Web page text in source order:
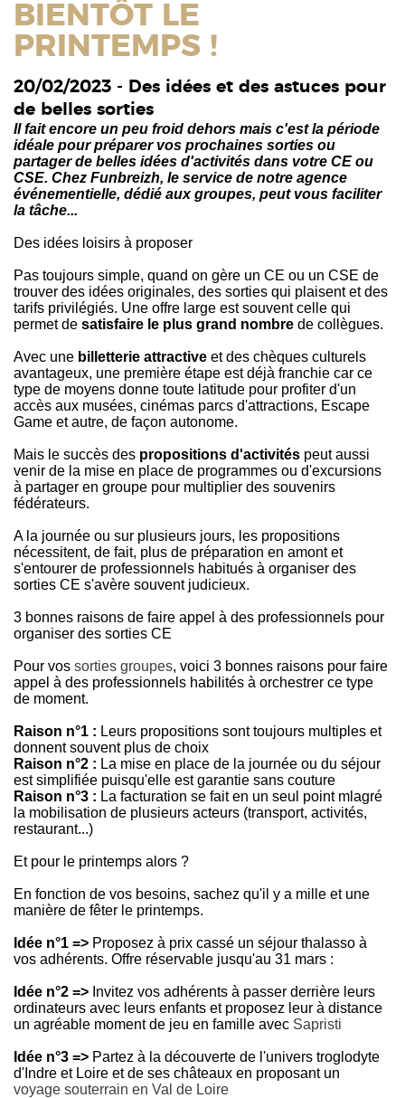
BIENTÔT LE
PRINTEMPS !
20/02/2023 - Des idées et des astuces pour
de belles sorties
Il fait encore un peu froid dehors mais c'est la période
idéale pour préparer vos prochaines sorties ou
partager de belles idées d'activités dans votre CE ou
CSE. Chez Funbreizh, le service de notre agence
événementielle, dédié aux groupes, peut vous faciliter
la tâche...
Des idées loisirs à proposer
Pas toujours simple, quand on gère un CE ou un CSE de
trouver des idées originales, des sorties qui plaisent et des
tarifs privilégiés. Une offre large est souvent celle qui
permet de satisfaire le plus grand nombre de collègues.
Avec une billetterie attractive et des chèques culturels
avantageux, une première étape est déjà franchie car ce
type de moyens donne toute latitude pour profiter d'un
accès aux musées, cinémas parcs d'attractions, Escape
Game et autre, de façon autonome.
Mais le succès des propositions d'activités peut aussi
venir de la mise en place de programmes ou d'excursions
à partager en groupe pour multiplier des souvenirs
fédérateurs.
A la journée ou sur plusieurs jours, les propositions
nécessitent, de fait, plus de préparation en amont et
s'entourer de professionnels habitués à organiser des
sorties CE s'avère souvent judicieux.
3 bonnes raisons de faire appel à des professionnels pour
organiser des sorties CE
Pour vos sorties groupes, voici 3 bonnes raisons pour faire
appel à des professionnels habilités à orchestrer ce type
de moment.
Raison n°1 : Leurs propositions sont toujours multiples et
donnent souvent plus de choix
Raison n°2 : La mise en place de la journée ou du séjour
est simplifiée puisqu'elle est garantie sans couture
Raison n°3 : La facturation se fait en un seul point mlagré
la mobilisation de plusieurs acteurs (transport, activités,
restaurant...)
Et pour le printemps alors ?
En fonction de vos besoins, sachez qu'il y a mille et une
manière de fêter le printemps.
Idée n°1 => Proposez à prix cassé un séjour thalasso à
vos adhérents. Offre réservable jusqu'au 31 mars :
Idée n°2 => Invitez vos adhérents à passer derrière leurs
ordinateurs avec leurs enfants et proposez leur à distance
un agréable moment de jeu en famille avec Sapristi
Idée n°3 => Partez à la découverte de l'univers troglodyte
d'Indre et Loire et de ses châteaux en proposant un
voyage souterrain en Val de Loire